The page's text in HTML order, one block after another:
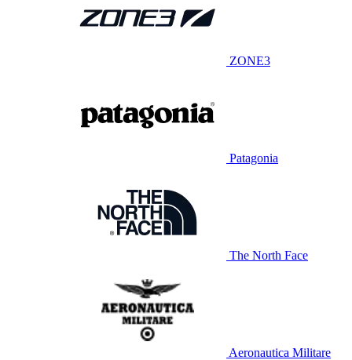
ZONE3
Patagonia
The North Face
Aeronautica Militare